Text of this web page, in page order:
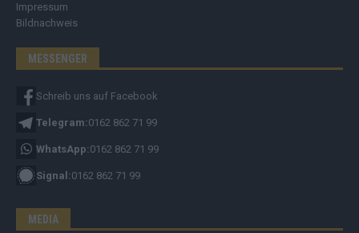
Impressum
Bildnachweis
MESSENGER
Schreib uns auf Facebook
Telegram:0162 862 71 99
WhatsApp:0162 862 71 99
Signal:0162 862 71 99
MEDIA